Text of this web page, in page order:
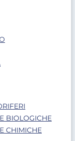
BIOLOGICHE
CHIMICHE